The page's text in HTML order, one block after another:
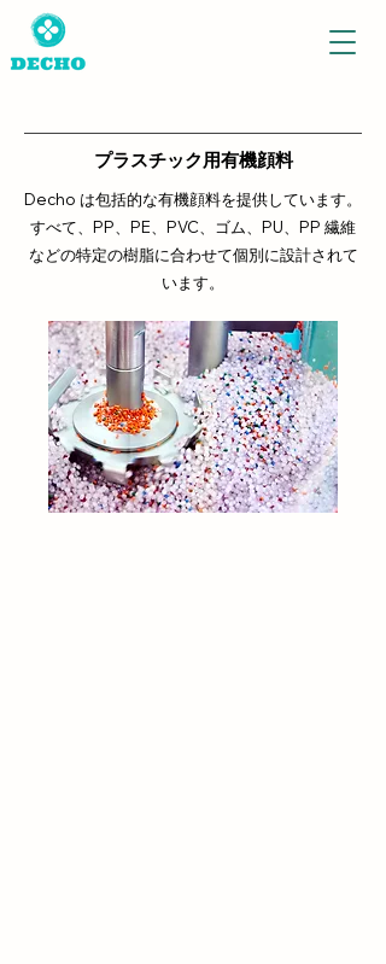
プラスチック用有機顔料
Decho は包括的な有機顔料を提供しています。
すべて、PP、PE、PVC、ゴム、PU、PP 繊維
などの特定の樹脂に合わせて個別に設計されて
います。